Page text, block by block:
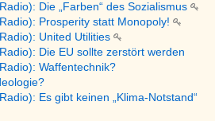
Die „Farben“ des Sozialismus
Prosperity statt Monopoly!
United Utilities
Die EU sollte zerstört werden
Waffentechnik?
Es gibt keinen „Klima-Notstand“